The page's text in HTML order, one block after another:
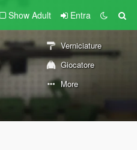
Show Adult Entra
Verniciature
Giocatore
More